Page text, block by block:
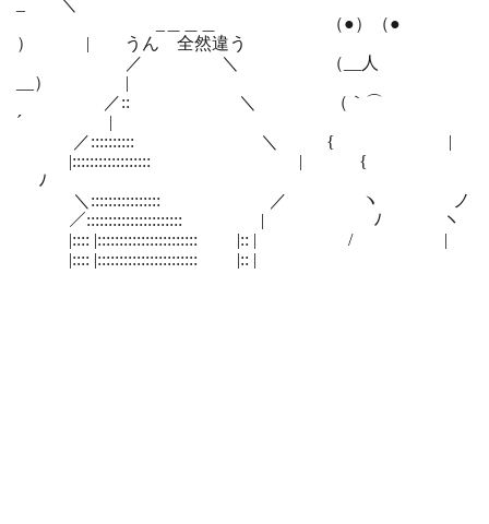
_ ＼
_＿＿＿ （●）（●
） | うん 全然違う
／ ＼ （__人
__） |
／:: ＼ （｀⌒
´ |
／:::::::::: ＼ { |
|:::::::::::::::::: | {
ﾉ
＼:::::::::::::::: ／ ヽ ノ
／:::::::::::::::::::::: | ﾉ ヽ
|:::: |::::::::::::::::::::::: |:: | / |
|:::: |::::::::::::::::::::::: |:: |